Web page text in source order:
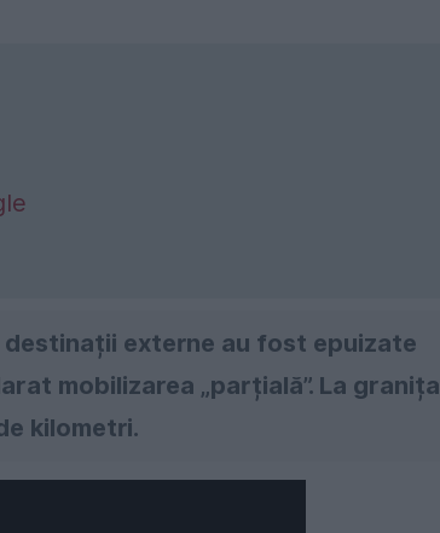
externe au fost epuizate
mobilizarea „parțială”. La granița
kilometri.